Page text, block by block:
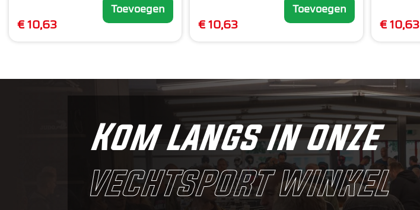
€ 10,63
Toevoegen
€ 10,63
Toevoegen
€ 10,63
Kom langs in onze
vechtsport winkel